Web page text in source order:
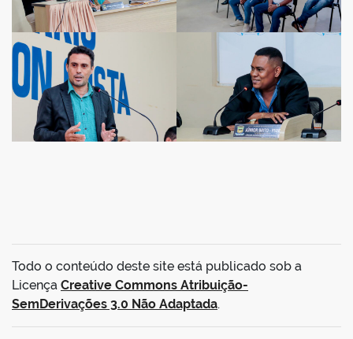
Todo o conteúdo deste site está publicado sob a
Licença Creative Commons Atribuição-
SemDerivações 3.0 Não Adaptada.